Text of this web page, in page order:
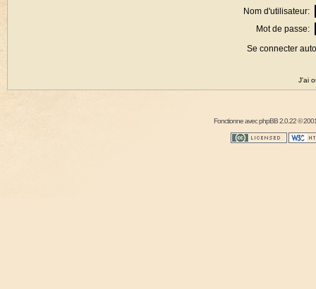
Nom d'utilisateur:
Mot de passe:
Se connecter
J'ai
Fonctionne avecphpBB2.0.22 ©